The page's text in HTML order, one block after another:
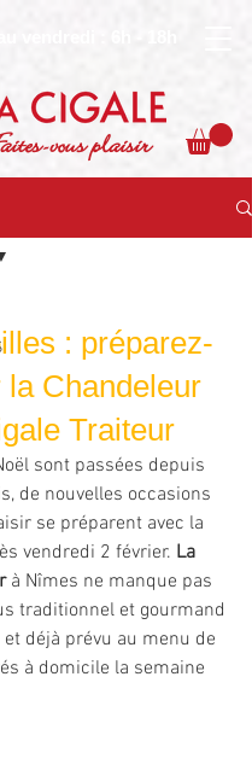
vous plaisir
: préparez-
la Chandeleur
Traiteur
sont passées depuis
de nouvelles occasions
se préparent avec la
vendredi 2 février. La
à Nîmes ne manque pas
traditionnel et gourmand
et déjà prévu au menu de
à domicile la semaine